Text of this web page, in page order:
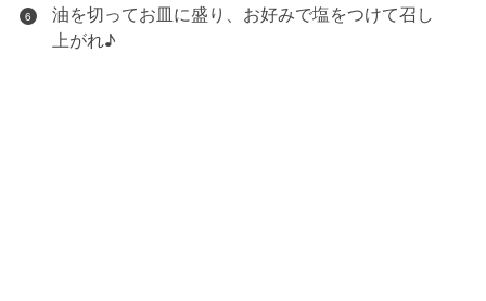
6
油を切ってお皿に盛り、お好みで塩をつけて召し
上がれ♪